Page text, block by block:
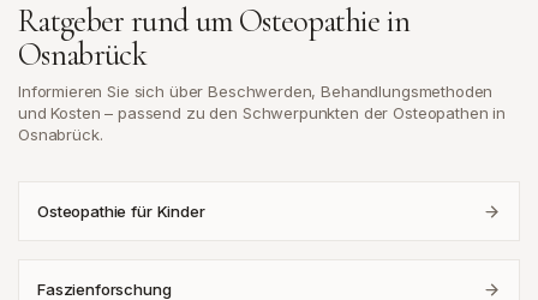
Ratgeber rund um Osteopathie in
Osnabrück
Informieren Sie sich über Beschwerden, Behandlungsmethoden
und Kosten – passend zu den Schwerpunkten der Osteopathen in
Osnabrück.
Osteopathie für Kinder
Faszienforschung